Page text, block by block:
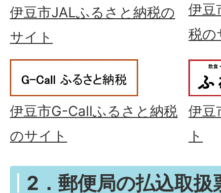
伊豆市JALふるさと納税の
サイト
伊豆
税の
伊豆市G-Callふるさと納税
のサイト
伊豆
ト
2．郵便局の払込取扱